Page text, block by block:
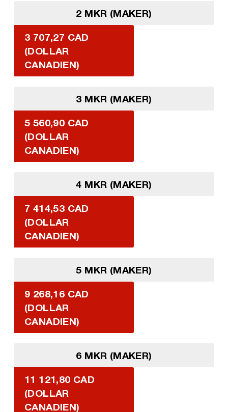
2 MKR (MAKER)
3 707,27 CAD
(DOLLAR
CANADIEN)
3 MKR (MAKER)
5 560,90 CAD
(DOLLAR
CANADIEN)
4 MKR (MAKER)
7 414,53 CAD
(DOLLAR
CANADIEN)
5 MKR (MAKER)
9 268,16 CAD
(DOLLAR
CANADIEN)
6 MKR (MAKER)
11 121,80 CAD
(DOLLAR
CANADIEN)